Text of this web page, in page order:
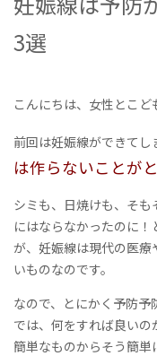
3選
こんにちは、女性とこど
前回は妊娠線ができてし
は作らないことが
シミも、日焼けも、そ
にはならなかったのに
が、妊娠線は現代の医療
いものなのです。
なので、とにかく予防予
では、何をすれば良いの
簡単なものからそう簡